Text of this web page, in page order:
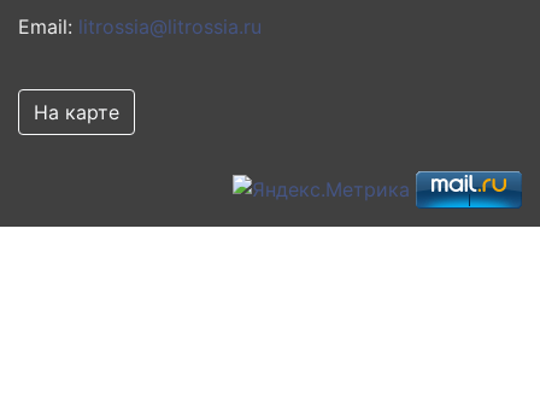
Email: litrossia@litrossia.ru
На карте